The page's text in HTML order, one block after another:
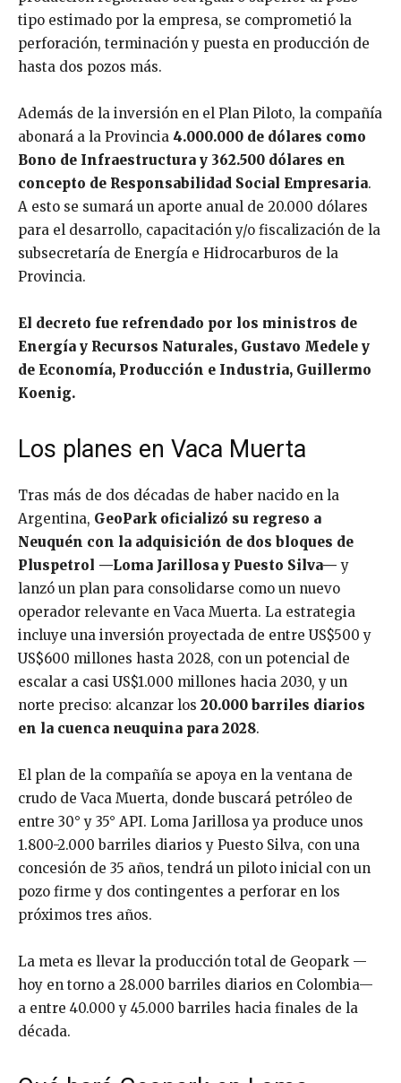
tipo estimado por la empresa, se comprometió la
perforación, terminación y puesta en producción de
hasta dos pozos más.
Además de la inversión en el Plan Piloto, la compañía
abonará a la Provincia 4.000.000 de dólares como
Bono de Infraestructura y 362.500 dólares en
concepto de Responsabilidad Social Empresaria.
A esto se sumará un aporte anual de 20.000 dólares
para el desarrollo, capacitación y/o fiscalización de la
subsecretaría de Energía e Hidrocarburos de la
Provincia.
El decreto fue refrendado por los ministros de
Energía y Recursos Naturales, Gustavo Medele y
de Economía, Producción e Industria, Guillermo
Koenig.
Los planes en Vaca Muerta
Tras más de dos décadas de haber nacido en la
Argentina, GeoPark oficializó su regreso a
Neuquén con la adquisición de dos bloques de
Pluspetrol —Loma Jarillosa y Puesto Silva—y
lanzó un plan para consolidarse como un nuevo
operador relevante en Vaca Muerta. La estrategia
incluye una inversión proyectada de entre US$500 y
US$600 millones hasta 2028, con un potencial de
escalar a casi US$1.000 millones hacia 2030, y un
norte preciso: alcanzar los 20.000 barriles diarios
en la cuenca neuquina para 2028.
El plan de la compañía se apoya en la ventana de
crudo de Vaca Muerta, donde buscará petróleo de
entre 30° y 35° API. Loma Jarillosa ya produce unos
1.800-2.000 barriles diarios y Puesto Silva, con una
concesión de 35 años, tendrá un piloto inicial con un
pozo firme y dos contingentes a perforar en los
próximos tres años.
La meta es llevar la producción total de Geopark —
hoy en torno a 28.000 barriles diarios en Colombia—
a entre 40.000 y 45.000 barriles hacia finales de la
década.